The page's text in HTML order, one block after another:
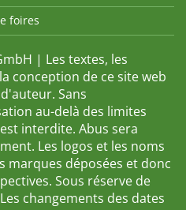
foires
| Les textes, les
conception de ce site web
Sans
au-delà des limites
interdite. Abus sera
Les logos et les noms
marques déposées et donc
Sous réserve de
changements des dates